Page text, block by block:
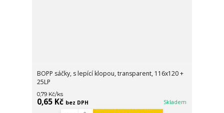
BOPP sáčky, s lepící klopou, transparent, 116x120 +
25LP
0,79 Kč/ks
0,65 Kč bez DPH Skladem